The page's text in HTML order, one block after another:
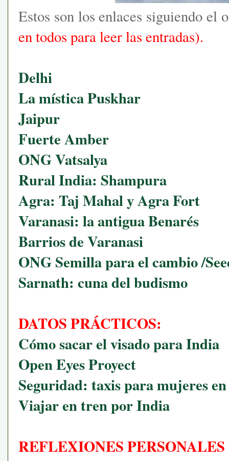
Estos son los enlaces siguiendo el
en todos para leer las entradas).
Delhi
La mística Puskhar
Jaipur
Fuerte Amber
ONG Vatsalya
Rural India: Shampura
Agra: Taj Mahal y Agra Fort
Varanasi: la antigua Benarés
Barrios de Varanasi
ONG Semilla para el cambio /
Sarnath: cuna del budismo
DATOS PRÁCTICOS:
Cómo sacar el visado para India
Open Eyes Proyect
Seguridad: taxis para mujeres
Viajar en tren por India
REFLEXIONES